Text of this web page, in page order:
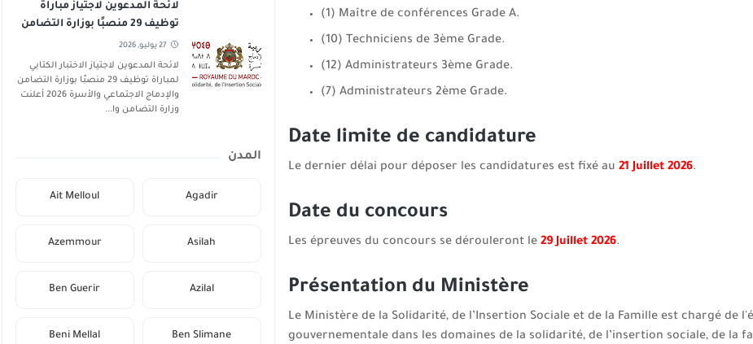
(1) Maître de conférences Grade A.
(10) Techniciens de 3ème Grade.
(12) Administrateurs 3ème Grade.
(7) Administrateurs 2ème Grade.
Date limite de candidature
Le dernier délai pour déposer les candidatures est fixé au 21 Juillet 2026.
Date du concours
Les épreuves du concours se dérouleront le 29 Juillet 2026.
Présentation du Ministère
Le Ministère de la Solidarité, de l’Insertion Sociale et de la Famille est chargé
gouvernementale dans les domaines de la solidarité, de l’insertion sociale, de la
لائحة المدعوين لاجتياز مباراة
توظيف 29 منصبًا بوزارة التضامن
والإدماج الاجتماعي والأسرة 2026
27 يوليو, 2026
لائحة المدعوين لاجتياز الاختبار الكتابي
لمباراة توظيف 29 منصبًا بوزارة التضامن
والإدماج الاجتماعي والأسرة 2026 أعلنت
وزارة التضامن وا...
المدن
Agadir
Ait Melloul
Asilah
Azemmour
Azilal
Ben Guerir
Ben Slimane
Beni Mellal